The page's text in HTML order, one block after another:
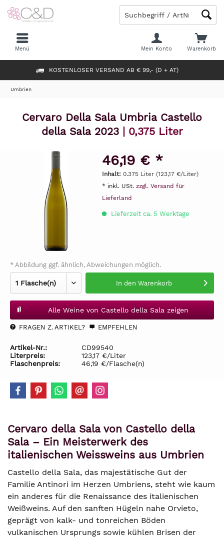
KOSTENLOSER VERSAND AB € 99,- (D + AT)
Warenkorb
Mein Konto
Menü
Umbrien
Cervaro Della Sala Umbria Castello
della Sala 2023 | 0,375 Liter
46,19 € *
Inhalt: 0.375 Liter (123,17 €/Liter)
* inkl. USt. zzgl. Versand für
Lieferland
Lieferzeit ca. 5 Werktage
* Abbildung ggf. ähnlich, Abweichungen möglich.
In den Warenkorb
Alle Weine von Castello della Sala zeigen
FRAGEN Z. ARTIKEL? EMPFEHLEN
Artikel-Nr.:
CD99540
Literpreis:
123,17 €/Liter
Flaschenpreis:
46,19 €/Flasche(n)
Cervaro della Sala von Castello della
Sala – Ein Meisterwerk des
italienischen Weissweins aus Umbrien
Castello della Sala, das majestätische Gut der
Familie Antinori im Herzen Umbriens, steht wie kaum
ein anderes für die Renaissance des italienischen
Weißweins. Auf den sanften Hügeln nahe Orvieto,
geprägt von kalk- und tonreichen Böden
vulkanischen Ursprungs sowie kühlen Brisen der